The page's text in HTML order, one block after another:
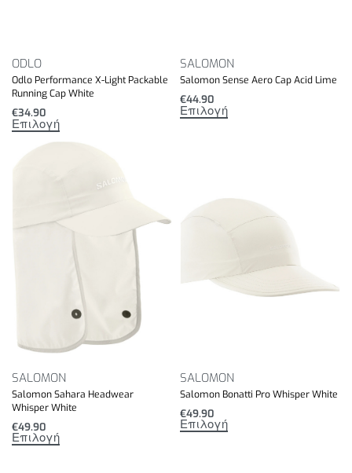
ODLO
Odlo Performance X-Light Packable
Running Cap White
€34.90
Επιλογή
SALOMON
Salomon Sense Aero Cap Acid Lime
€44.90
Επιλογή
SALOMON
Salomon Sahara Headwear
Whisper White
€49.90
Επιλογή
SALOMON
Salomon Bonatti Pro Whisper White
€49.90
Επιλογή